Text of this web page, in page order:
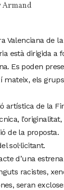
Armand
Valenciana de
està dirigida a
Es poden
mateix, els
artística de la
de la proposta.
sol·licitant.
d’una
racistes,
seran